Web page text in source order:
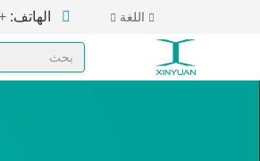
الهاتف: اللغة